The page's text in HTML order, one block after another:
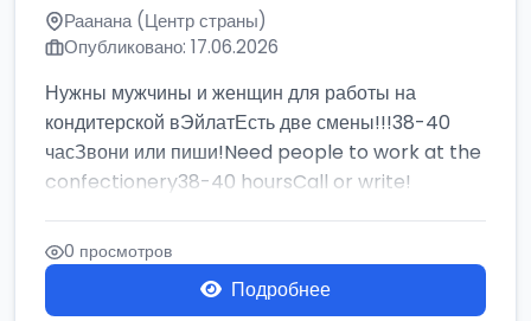
Раанана (Центр страны)
Опубликовано: 17.06.2026
Нужны мужчины и женщин для работы на
кондитерской вЭйлатЕсть две смены!!!38-40
часЗвони или пиши!Need people to work at the
confectionery38-40 hoursCall or write!
0 просмотров
Подробнее